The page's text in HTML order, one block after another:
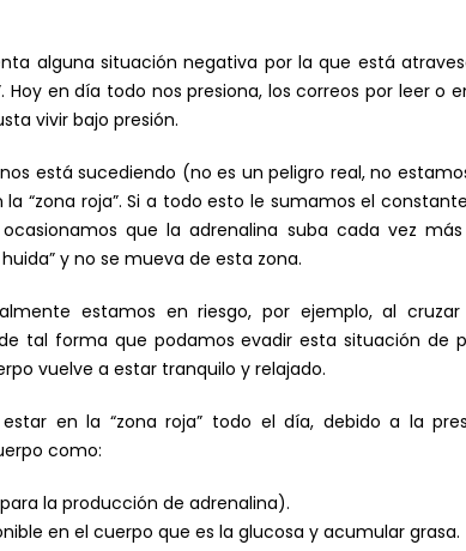
alguna situación negativa por la que está
en día todo nos presiona, los correos por leer o
vivir bajo presión.
está sucediendo (no es un peligro real, no
“zona roja”. Si a todo esto le sumamos el
que la adrenalina suba cada vez
y no se mueva de esta zona.
estamos en riesgo, por ejemplo, al
tal forma que podamos evadir esta situación de
vuelve a estar tranquilo y relajado.
en la “zona roja” todo el día, debido a la
como:
la producción de adrenalina).
en el cuerpo que es la glucosa y acumular grasa.